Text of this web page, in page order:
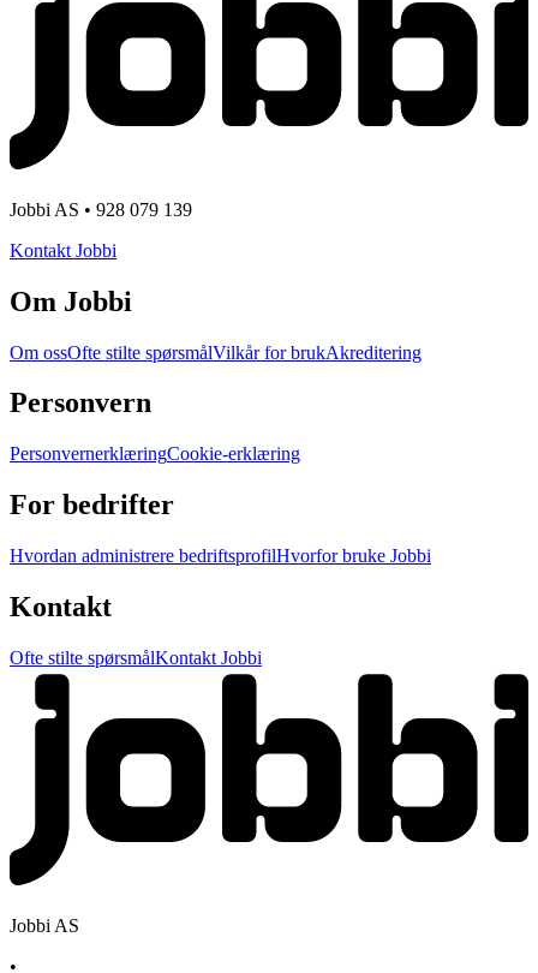
Jobbi AS • 928 079 139
Kontakt Jobbi
Om Jobbi
Om ossOfte stilte spørsmålVilkår for brukAkreditering
Personvern
PersonvernerklæringCookie-erklæring
For bedrifter
Hvordan administrere bedriftsprofilHvorfor bruke Jobbi
Kontakt
Ofte stilte spørsmålKontakt Jobbi
Jobbi AS
•